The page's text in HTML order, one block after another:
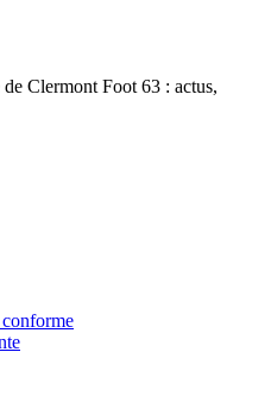
Clermont Foot 63 : actus,